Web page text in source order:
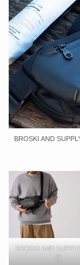
BROSKI AND
BROSKI AND
真